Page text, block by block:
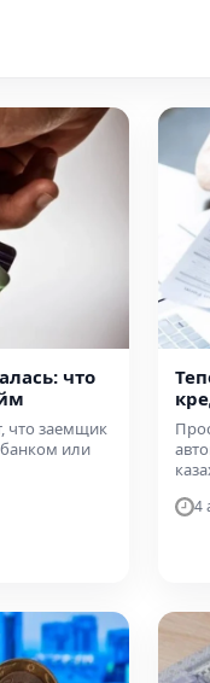
что
что заемщик
или
4